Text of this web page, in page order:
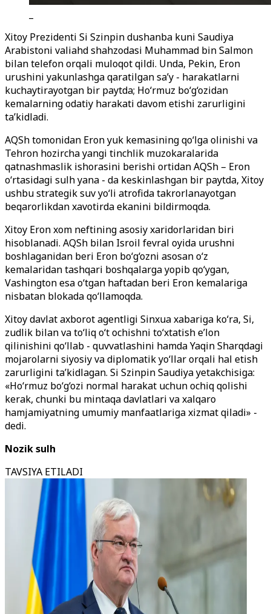
Xitoy Prezidenti Si Szinpin dushanba kuni Saudiya
Arabistoni valiahd shahzodasi Muhammad bin Salmon
bilan telefon orqali muloqot qildi. Unda, Pekin, Eron
urushini yakunlashga qaratilgan sa’y - harakatlarni
kuchaytirayotgan bir paytda; Ho‘rmuz bo‘g‘ozidan
kemalarning odatiy harakati davom etishi zarurligini
ta’kidladi.
AQSh tomonidan Eron yuk kemasining qo‘lga olinishi va
Tehron hozircha yangi tinchlik muzokaralarida
qatnashmaslik ishorasini berishi ortidan AQSh – Eron
o‘rtasidagi sulh yana - da keskinlashgan bir paytda, Xitoy
ushbu strategik suv yo‘li atrofida takrorlanayotgan
beqarorlikdan xavotirda ekanini bildirmoqda.
Xitoy Eron xom neftining asosiy xaridorlaridan biri
hisoblanadi. AQSh bilan Isroil fevral oyida urushni
boshlaganidan beri Eron bo‘g‘ozni asosan o‘z
kemalaridan tashqari boshqalarga yopib qo‘ygan,
Vashington esa o‘tgan haftadan beri Eron kemalariga
nisbatan blokada qo‘llamoqda.
Xitoy davlat axborot agentligi Sinxua xabariga ko‘ra, Si,
zudlik bilan va to‘liq o‘t ochishni to‘xtatish e’lon
qilinishini qo‘llab - quvvatlashini hamda Yaqin Sharqdagi
mojarolarni siyosiy va diplomatik yo‘llar orqali hal etish
zarurligini ta’kidlagan. Si Szinpin Saudiya yetakchisiga:
«Ho‘rmuz bo‘g‘ozi normal harakat uchun ochiq qolishi
kerak, chunki bu mintaqa davlatlari va xalqaro
hamjamiyatning umumiy manfaatlariga xizmat qiladi» -
dedi.
Nozik sulh
TAVSIYA ETILADI